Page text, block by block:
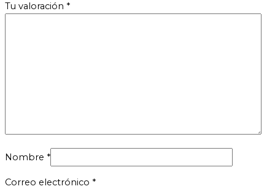
Tu valoración *
Nombre *
Correo electrónico *